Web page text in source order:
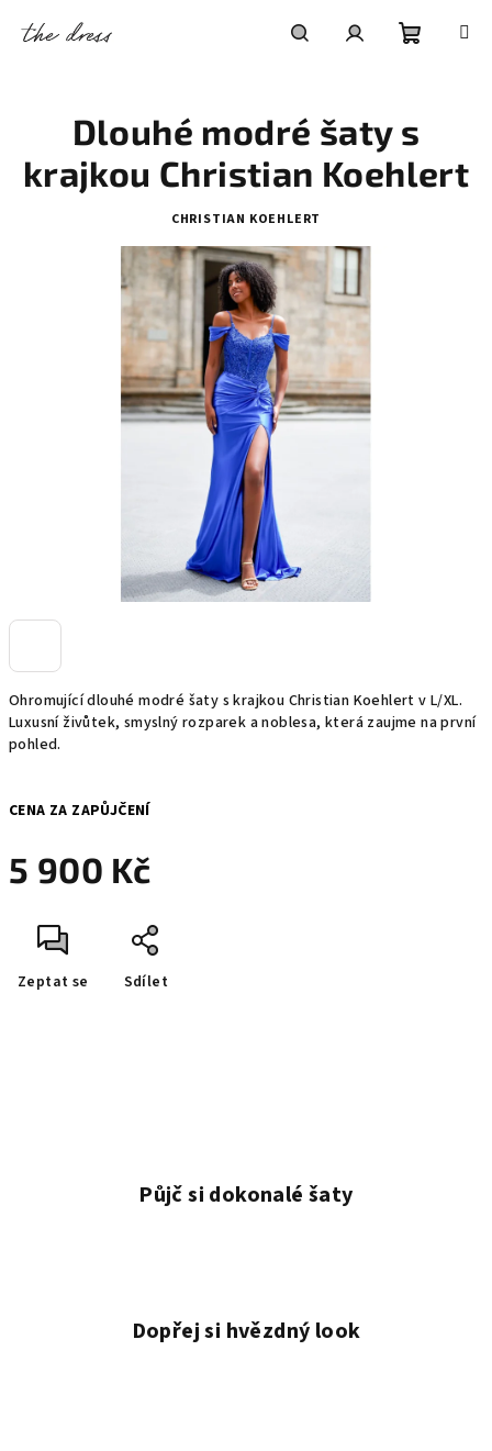
košík
Ohromující dlouhé modré šaty s krajkou Christian Koehlert v L/XL.
Luxusní živůtek, smyslný rozparek a noblesa, která zaujme na první
pohled.
5 900 Kč
cena:
CENA ZA ZAPŮJČENÍ
Zeptat se Sdílet
Dlouhé modré šaty s
krajkou Christian Koehlert
CHRISTIAN KOEHLERT
Půjč si dokonalé šaty
Dopřej si hvězdný look